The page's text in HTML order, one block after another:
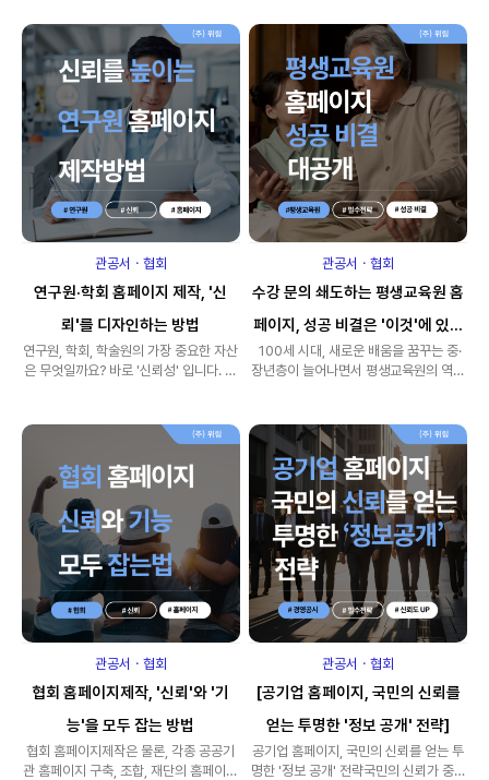
관공서ㆍ협회
연구원·학회 홈페이지 제작, '신
뢰'를 디자인하는 방법
연구원, 학회, 학술원의 가장 중요한 자산
은 무엇일까요? 바로 '신뢰성' 입니다. 수
관공서ㆍ협회
수강 문의 쇄도하는 평생교육원 홈
페이지, 성공 비결은 '이것'에 있습
니다!
100세 시대, 새로운 배움을 꿈꾸는 중·
장년층이 늘어나면서 평생교육원의 역할
관공서ㆍ협회
협회 홈페이지제작, '신뢰'와 '기
능'을 모두 잡는 방법
협회 홈페이지제작은 물론, 각종 공공기
관 홈페이지 구축, 조합, 재단의 홈페이지
관공서ㆍ협회
[공기업 홈페이지, 국민의 신뢰를
얻는 투명한 '정보 공개' 전략]
공기업 홈페이지, 국민의 신뢰를 얻는 투
명한 '정보 공개' 전략 국민의 신뢰가 중요